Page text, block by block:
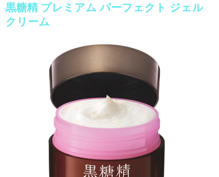
黒糖精 プレミアム パーフェクト ジェル
クリーム